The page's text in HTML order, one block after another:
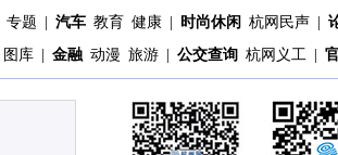
专题 汽车 教育 健康 时尚休闲 杭网民声
图库 金融 动漫 旅游 公交查询 杭网义工